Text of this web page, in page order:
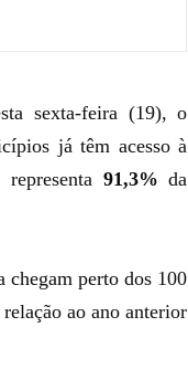
sexta-feira (19), o
já têm acesso à
91,3% da
chegam perto dos 100
ao ano anterior